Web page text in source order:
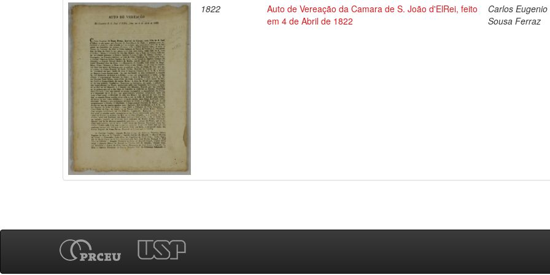
1822
Auto de Vereação da Camara de S. João d'ElRei, feito
em 4 de Abril de 1822
Carlos
Sousa Ferraz